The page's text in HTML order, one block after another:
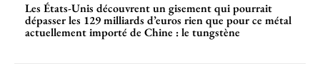
Les États-Unis découvrent un gisement qui pourrait
dépasser les 129 milliards d’euros rien que pour ce métal
actuellement importé de Chine : le tungstène